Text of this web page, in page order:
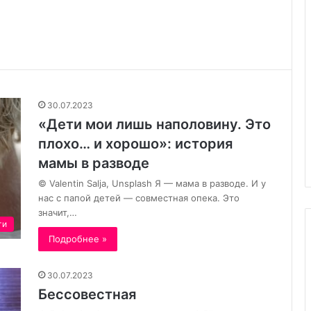
30.07.2023
«Дети мои лишь наполовину. Это
плохо… и хорошо»: история
мамы в разводе
© Valentin Salja, Unsplash Я — мама в разводе. И у
нас с папой детей — совместная опека. Это
значит,…
Подробнее »
30.07.2023
Бессовестная
ребенка герои
еще
мал,
чтобы
его
выражать,
мнение, но еще слишком мал,
чтобы его выражать,
начинаются сложности.